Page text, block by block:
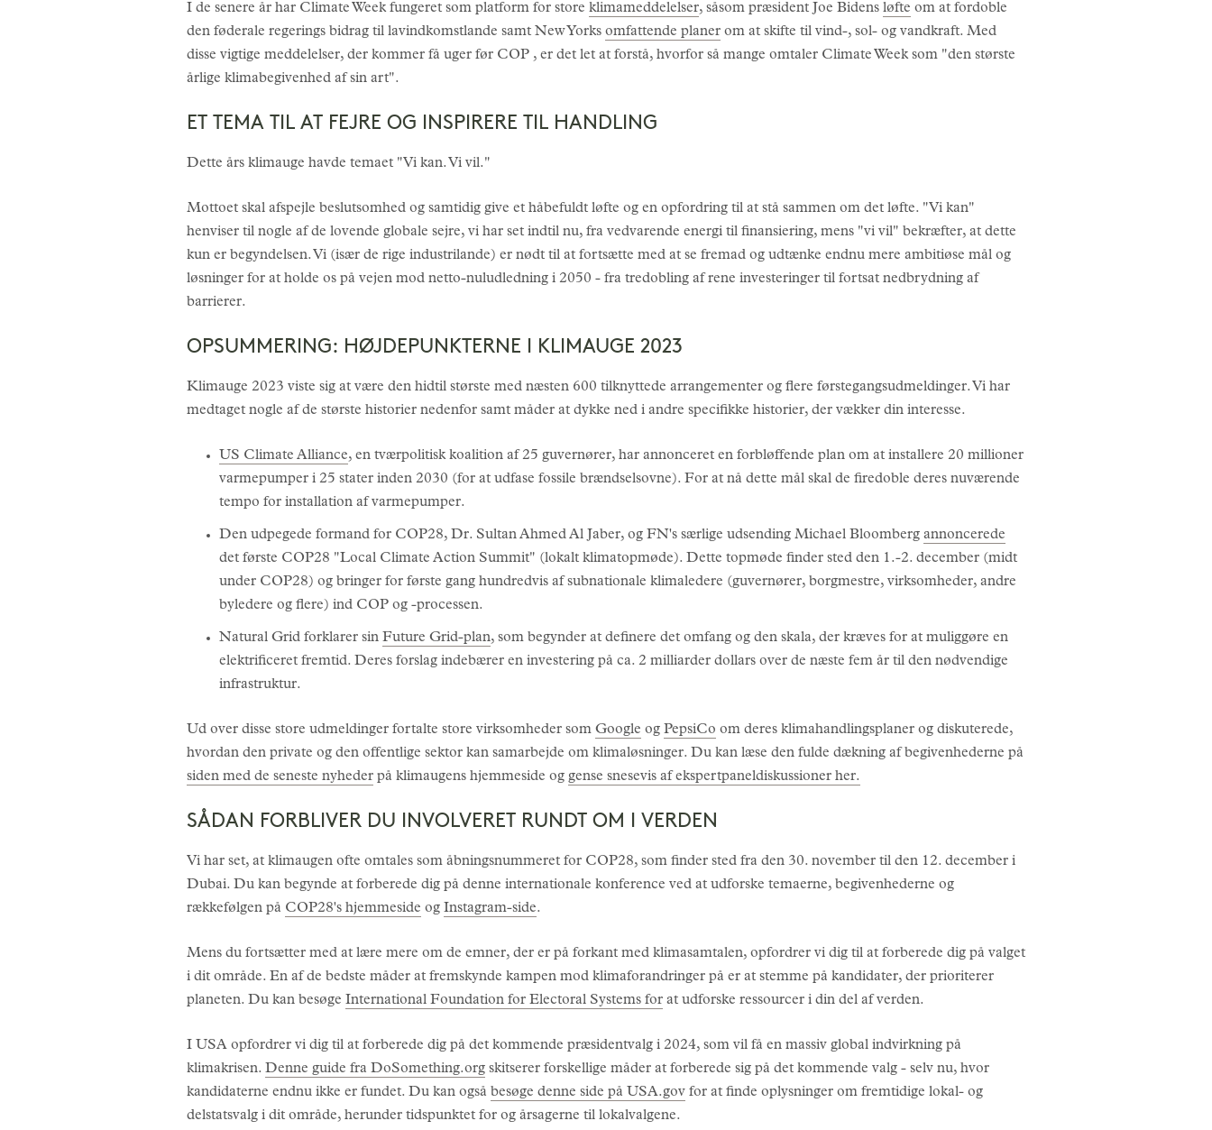
I de senere år har Climate Week fungeret som platform for store klimameddelelser, såsom præsident Joe Bidens løfte om at fordoble
den føderale regerings bidrag til lavindkomstlande samt New Yorks omfattende planer om at skifte til vind-, sol- og vandkraft. Med
disse vigtige meddelelser, der kommer få uger før COP , er det let at forstå, hvorfor så mange omtaler Climate Week som "den største
årlige klimabegivenhed af sin art".
ET TEMA TIL AT FEJRE OG INSPIRERE TIL HANDLING
Dette års klimauge havde temaet "Vi kan. Vi vil."
Mottoet skal afspejle beslutsomhed og samtidig give et håbefuldt løfte og en opfordring til at stå sammen om det løfte. "Vi kan"
henviser til nogle af de lovende globale sejre, vi har set indtil nu, fra vedvarende energi til finansiering, mens "vi vil" bekræfter, at dette
kun er begyndelsen. Vi (især de rige industrilande) er nødt til at fortsætte med at se fremad og udtænke endnu mere ambitiøse mål og
løsninger for at holde os på vejen mod netto-nuludledning i 2050 - fra tredobling af rene investeringer til fortsat nedbrydning af
barrierer.
OPSUMMERING: HØJDEPUNKTERNE I KLIMAUGE 2023
Klimauge 2023 viste sig at være den hidtil største med næsten 600 tilknyttede arrangementer og flere førstegangsudmeldinger. Vi har
medtaget nogle af de største historier nedenfor samt måder at dykke ned i andre specifikke historier, der vækker din interesse.
US Climate Alliance, en tværpolitisk koalition af 25 guvernører, har annonceret en forbløffende plan om at installere 20 millioner
varmepumper i 25 stater inden 2030 (for at udfase fossile brændselsovne). For at nå dette mål skal de firedoble deres nuværende
tempo for installation af varmepumper.
Den udpegede formand for COP28, Dr. Sultan Ahmed Al Jaber, og FN's særlige udsending Michael Bloomberg annoncerede
det første COP28 "Local Climate Action Summit" (lokalt klimatopmøde). Dette topmøde finder sted den 1.-2. december (midt
under COP28) og bringer for første gang hundredvis af subnationale klimaledere (guvernører, borgmestre, virksomheder, andre
byledere og flere) ind COP og -processen.
Natural Grid forklarer sin Future Grid-plan, som begynder at definere det omfang og den skala, der kræves for at muliggøre en
elektrificeret fremtid. Deres forslag indebærer en investering på ca. 2 milliarder dollars over de næste fem år til den nødvendige
infrastruktur.
Ud over disse store udmeldinger fortalte store virksomheder som Google og PepsiCo om deres klimahandlingsplaner og diskuterede,
hvordan den private og den offentlige sektor kan samarbejde om klimaløsninger. Du kan læse den fulde dækning af begivenhederne på
siden med de seneste nyheder på klimaugens hjemmeside og gense snesevis af ekspertpaneldiskussioner her.
SÅDAN FORBLIVER DU INVOLVERET RUNDT OM I VERDEN
Vi har set, at klimaugen ofte omtales som åbningsnummeret for COP28, som finder sted fra den 30. november til den 12. december i
Dubai. Du kan begynde at forberede dig på denne internationale konference ved at udforske temaerne, begivenhederne og
rækkefølgen på COP28's hjemmeside og Instagram-side.
Mens du fortsætter med at lære mere om de emner, der er på forkant med klimasamtalen, opfordrer vi dig til at forberede dig på valget
i dit område. En af de bedste måder at fremskynde kampen mod klimaforandringer på er at stemme på kandidater, der prioriterer
planeten. Du kan besøge International Foundation for Electoral Systems for at udforske ressourcer i din del af verden.
I USA opfordrer vi dig til at forberede dig på det kommende præsidentvalg i 2024, som vil få en massiv global indvirkning på
klimakrisen. Denne guide fra DoSomething.org skitserer forskellige måder at forberede sig på det kommende valg - selv nu, hvor
kandidaterne endnu ikke er fundet. Du kan også besøge denne side på USA.gov for at finde oplysninger om fremtidige lokal- og
delstatsvalg i dit område, herunder tidspunktet for og årsagerne til lokalvalgene.